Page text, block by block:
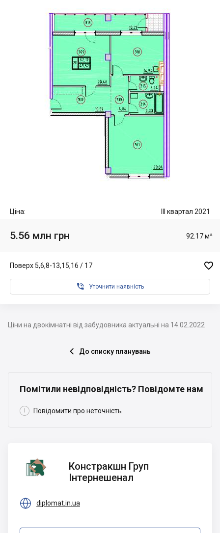
Ціна: III квартал 2021
5.56 млн грн 92.17 м²
Поверх 5,6,8-13,15,16 / 17 
 Уточнити наявність
Ціни на двокімнатні від забудовника актуальні на 14.02.2022
 До списку планувань
Помітили невідповідність? Повідомте нам
 Повідомити про неточність
Констракшн
Груп
Інтернешенал
Констракшн Груп
Інтернешенал
 diplomat.in.ua